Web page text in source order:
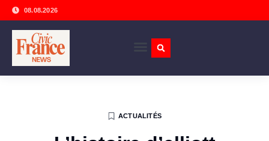
08.08.2026
ACTUALITÉS